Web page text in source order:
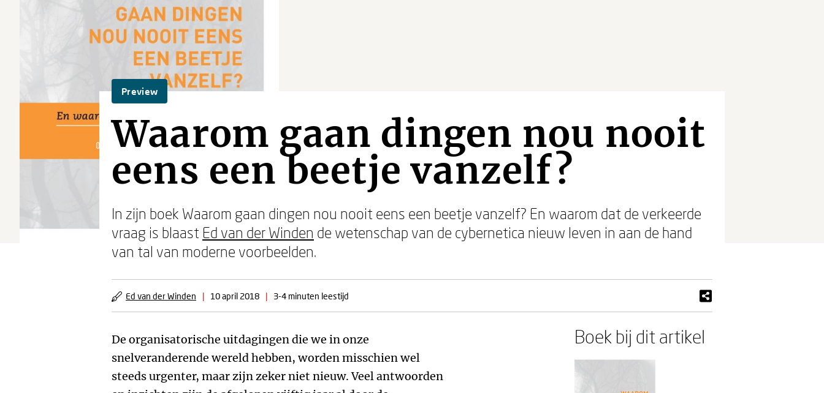
Preview
Waarom gaan dingen nou nooit
eens een beetje vanzelf?
In zijn boek Waarom gaan dingen nou nooit eens een beetje vanzelf? En waarom dat de verkeerde
vraag is blaast Ed van der Winden de wetenschap van de cybernetica nieuw leven in aan de hand
van tal van moderne voorbeelden.
Ed van der Winden | 10 april 2018 | 3-4 minuten leestijd
De organisatorische uitdagingen die we in onze
snelveranderende wereld hebben, worden misschien wel
steeds urgenter, maar zijn zeker niet nieuw. Veel antwoorden
Boek bij dit artikel